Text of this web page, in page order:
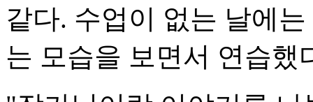
같다. 수업이 없는 날에
는 모습을 보면서 연습했